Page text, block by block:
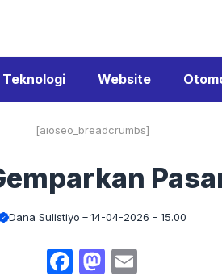
Teknologi Website
[aioseo_breadcrumbs]
Dana Sulistiyo 14-04-2026 - 15.00
Facebook
Mastodon